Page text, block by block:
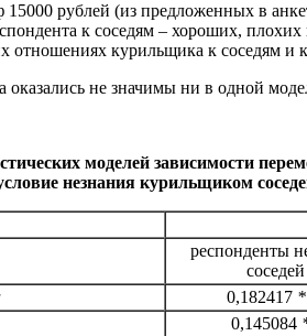
рублей (из предложенных в
к соседям – хороших, плохих
отношениях курильщика к соседям и
оказались не значимы ни в одной
моделей зависимости
незнания курильщиком
респонденты
соседей
0,182417
0,145084